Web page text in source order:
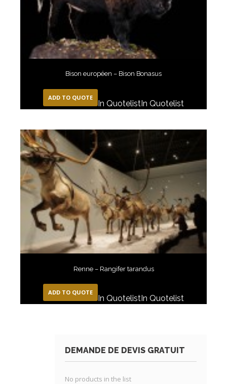
Bison européen – Bison Bonasus
ADD TO QUOTE
In QuotelistIn Quotelist
Renne – Rangifer tarandus
ADD TO QUOTE
In QuotelistIn Quotelist
DEMANDE DE DEVIS GRATUIT
No products in the list